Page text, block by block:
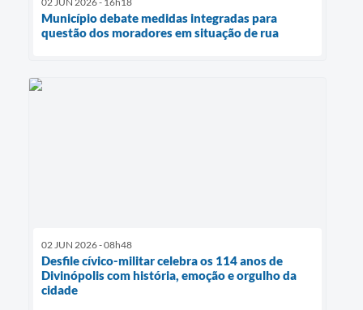
Município debate medidas integradas para
questão dos moradores em situação de rua
02 JUN 2026 - 08h48
Desfile cívico-militar celebra os 114 anos de
Divinópolis com história, emoção e orgulho da
cidade